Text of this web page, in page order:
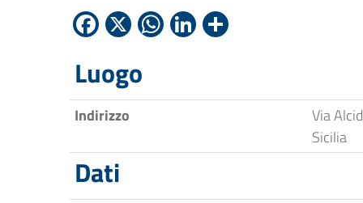
Facebook
X WhatsApp
LinkedIn
Luogo
Indirizzo
Via
Sicilia
Dati